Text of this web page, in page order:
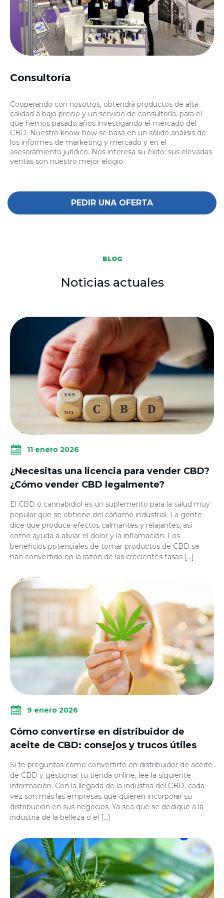
Consultoría
Cooperando con nosotros, obtendrá productos de alta
calidad a bajo precio y un servicio de consultoría, para el
que hemos pasado años investigando el mercado del
CBD. Nuestro know-how se basa en un sólido análisis de
los informes de marketing y mercado y en el
asesoramiento jurídico. Nos interesa su éxito; sus elevadas
ventas son nuestro mejor elogio.
PEDIR UNA OFERTA
BLOG
Noticias actuales
11 enero 2026
¿Necesitas una licencia para vender CBD?
¿Cómo vender CBD legalmente?
El CBD o cannabidiol es un suplemento para la salud muy
popular que se obtiene del cáñamo industrial. La gente
dice que produce efectos calmantes y relajantes, así
como ayuda a aliviar el dolor y la inflamación. Los
beneficios potenciales de tomar productos de CBD se
han convertido en la razón de las crecientes tasas […]
9 enero 2026
Cómo convertirse en distribuidor de
aceite de CBD: consejos y trucos útiles
Si te preguntas cómo convertirte en distribuidor de aceite
de CBD y gestionar tu tienda online, lee la siguiente
información. Con la llegada de la industria del CBD, cada
vez son más las empresas que quieren incorporar su
distribución en sus negocios. Ya sea que se dedique a la
industria de la belleza o el […]